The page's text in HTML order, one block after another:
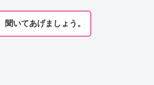
いてあげましょう。